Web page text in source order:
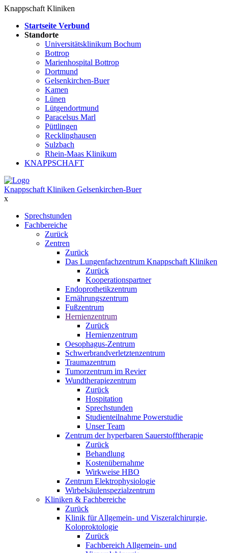
Knappschaft Kliniken
Startseite Verbund
Standorte
Universitätsklinikum Bochum
Bottrop
Marienhospital Bottrop
Dortmund
Gelsenkirchen-Buer
Kamen
Lünen
Lütgendortmund
Paracelsus Marl
Püttlingen
Recklinghausen
Sulzbach
Rhein-Maas Klinikum
KNAPPSCHAFT
Knappschaft Kliniken Gelsenkirchen-Buer
x
Sprechstunden
Fachbereiche
Zurück
Zentren
Zurück
Das Lungenfachzentrum Knappschaft Kliniken
Zurück
Kooperationspartner
Endoprothetikzentrum
Ernährungszentrum
Fußzentrum
Hernienzentrum
Zurück
Hernienzentrum
Oesophagus-Zentrum
Schwerbrandverletztenzentrum
Traumazentrum
Tumorzentrum im Revier
Wundtherapiezentrum
Zurück
Hospitation
Sprechstunden
Studienteilnahme Powerstudie
Unser Team
Zentrum der hyperbaren Sauerstofftherapie
Zurück
Behandlung
Kostenübernahme
Wirkweise HBO
Zentrum Elektrophysiologie
Wirbelsäulenspezialzentrum
Kliniken & Fachbereiche
Zurück
Klinik für Allgemein- und Viszeralchirurgie,
Koloproktologie
Zurück
Fachbereich Allgemein- und